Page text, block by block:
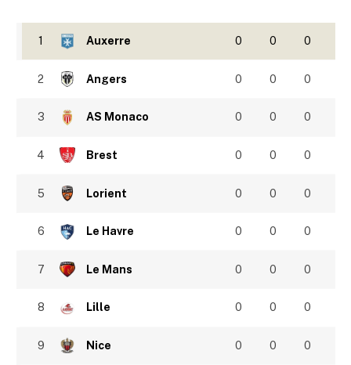
1 Auxerre 0 0 0
2 Angers 0 0 0
3 AS Monaco 0 0 0
4 Brest 0 0 0
5 Lorient 0 0 0
6 Le Havre 0 0 0
7 Le Mans 0 0 0
8 Lille 0 0 0
9 Nice 0 0 0